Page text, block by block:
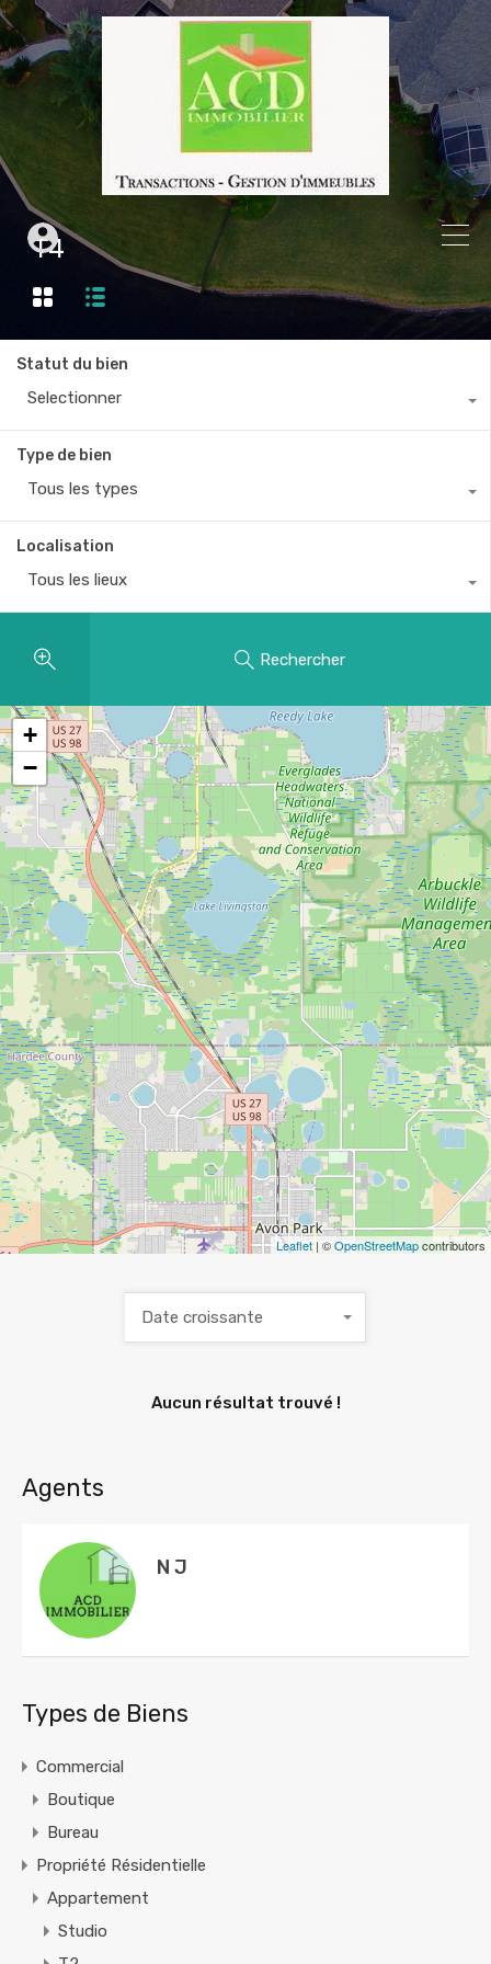
T4
Statut du bien
Selectionner
Type de bien
Tous les types
Localisation
Tous les lieux
Rechercher
+
−
Leaflet| ©OpenStreetMapcontributors
Date croissante
Aucun résultat trouvé !
Agents
N J
Types de Biens
Commercial
Boutique
Bureau
Propriété Résidentielle
Appartement
Studio